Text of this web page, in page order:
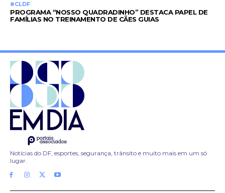
#CLDF
PROGRAMA “NOSSO QUADRADINHO” DESTACA PAPEL DE
FAMÍLIAS NO TREINAMENTO DE CÃES GUIAS
Notícias do DF, esportes, segurança, trânsito e muito mais em um só
lugar.